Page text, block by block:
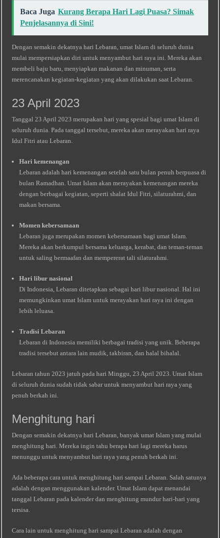
Baca Juga Kurang Berapa Hari Lagi Puasa? Simak
Penjelasannya di Sini!
Dengan semakin dekatnya hari Lebaran, umat Islam di seluruh dunia
mulai mempersiapkan diri untuk menyambut hari raya ini. Mereka akan
membeli baju baru, menyiapkan makanan dan minuman, serta
merencanakan kegiatan-kegiatan yang akan dilakukan saat Lebaran.
23 April 2023
Tanggal 23 April 2023 merupakan hari yang spesial bagi umat Islam di
seluruh dunia. Pada tanggal tersebut, mereka akan merayakan hari raya
Idul Fitri atau Lebaran.
Hari kemenangan
Lebaran adalah hari kemenangan setelah satu bulan penuh berpuasa di
bulan Ramadhan. Umat Islam akan merayakan kemenangan mereka
dengan berbagai kegiatan, seperti shalat Idul Fitri, silaturahmi, dan
makan bersama.
Momen kebersamaan
Lebaran juga merupakan momen kebersamaan bagi umat Islam.
Mereka akan berkumpul bersama keluarga, kerabat, dan teman-teman
untuk saling bermaafan dan mempererat tali silaturahmi.
Hari libur nasional
Di Indonesia, Lebaran ditetapkan sebagai hari libur nasional. Hal ini
memungkinkan umat Islam untuk merayakan hari raya ini dengan
lebih leluasa.
Tradisi Lebaran
Lebaran di Indonesia memiliki berbagai tradisi yang unik. Beberapa
tradisi tersebut antara lain mudik, takbiran, dan halal bihalal.
Lebaran tahun 2023 jatuh pada hari Minggu, 23 April 2023. Umat Islam
di seluruh dunia sudah tidak sabar untuk menyambut hari raya yang
penuh berkah ini.
Menghitung hari
Dengan semakin dekatnya hari Lebaran, banyak umat Islam yang mulai
menghitung hari. Mereka ingin tahu berapa hari lagi mereka harus
menunggu untuk menyambut hari raya yang penuh berkah ini.
Ada beberapa cara untuk menghitung hari sampai Lebaran. Salah satunya
adalah dengan menggunakan kalender. Umat Islam dapat menandai
tanggal Lebaran pada kalender dan menghitung mundur hari-hari yang
tersisa.
Cara lain untuk menghitung hari sampai Lebaran adalah dengan